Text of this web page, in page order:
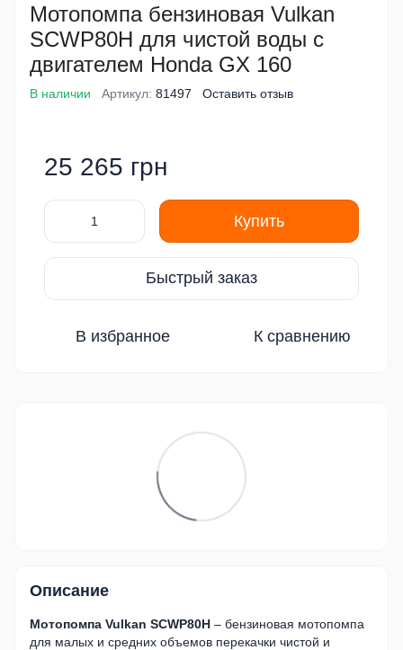
Мотопомпа бензиновая Vulkan
SCWP80H для чистой воды с
двигателем Honda GX 160
В наличии Артикул: 81497 Оставить отзыв
25 265 грн
Купить
Быстрый заказ
В избранное К сравнению
Описание
Мотопомпа Vulkan SCWP80H – бензиновая мотопомпа
для малых и средних объемов перекачки чистой и